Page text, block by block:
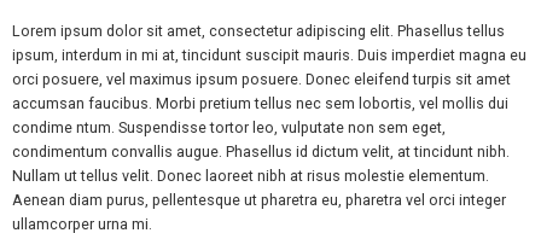
Lorem ipsum dolor sit amet, consectetur adipiscing elit. Phasellus tellus
ipsum, interdum in mi at, tincidunt suscipit mauris. Duis imperdiet magna eu
orci posuere, vel maximus ipsum posuere. Donec eleifend turpis sit amet
accumsan faucibus. Morbi pretium tellus nec sem lobortis, vel mollis dui
condime ntum. Suspendisse tortor leo, vulputate non sem eget,
condimentum convallis augue. Phasellus id dictum velit, at tincidunt nibh.
Nullam ut tellus velit. Donec laoreet nibh at risus molestie elementum.
Aenean diam purus, pellentesque ut pharetra eu, pharetra vel orci integer
ullamcorper urna mi.